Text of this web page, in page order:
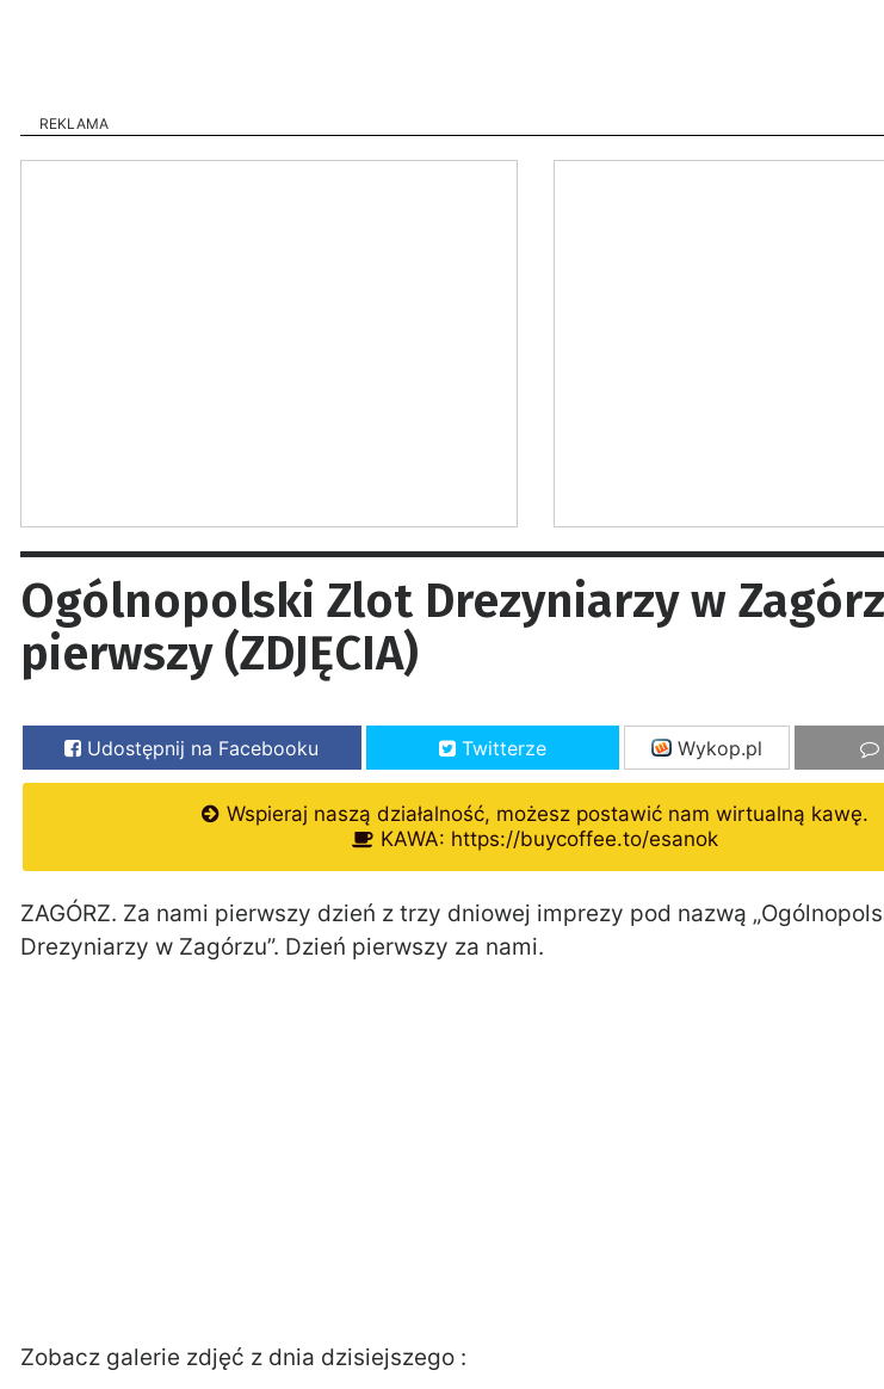
REKLAMA
Ogólnopolski Zlot Drezyniarzy w
pierwszy (ZDJĘCIA)
Udostępnij na Facebooku Twitterze Wykop.pl
Wspieraj naszą działalność, możesz postawić nam wirtualną kawę.
KAWA: https://buycoffee.to/esanok
ZAGÓRZ. Za nami pierwszy dzień z trzy dniowej imprezy pod nazwą
Drezyniarzy w Zagórzu”. Dzień pierwszy za nami.
Zobacz galerie zdjęć z dnia dzisiejszego :